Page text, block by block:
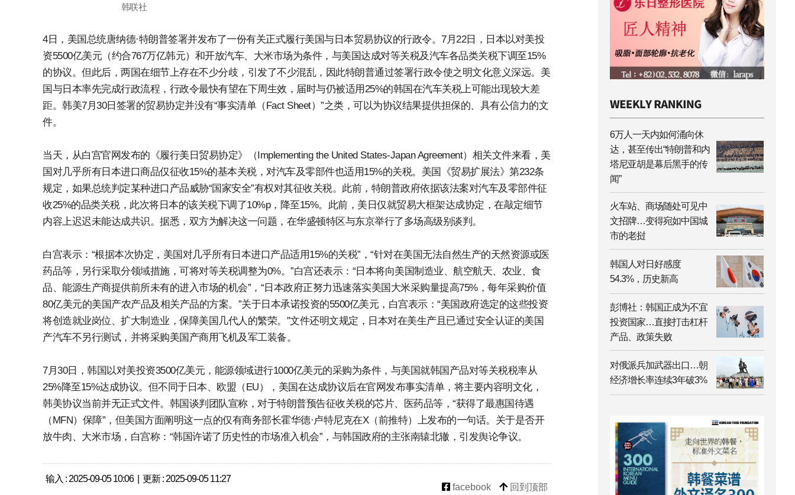
韩联社
4日，美国总统唐纳德·特朗普签署并发布了一份有关正式履行美国与日本贸易协议的行政令。7月22日，日本以对美投
资5500亿美元（约合767万亿韩元）和开放汽车、大米市场为条件，与美国达成对等关税及汽车各品类关税下调至15%
的协议。但此后，两国在细节上存在不少分歧，引发了不少混乱，因此特朗普通过签署行政令使之明文化意义深远。美
国与日本率先完成行政流程，行政令最快有望在下周生效，届时与仍被适用25%的韩国在汽车关税上可能出现较大差
距。韩美7月30日签署的贸易协定并没有“事实清单（Fact Sheet）”之类，可以为协议结果提供担保的、具有公信力的文
件。
当天，从白宫官网发布的《履行美日贸易协定》（Implementing the United States-Japan Agreement）相关文件来看，美
国对几乎所有日本进口商品仅征收15%的基本关税，对汽车及零部件也适用15%的关税。美国《贸易扩展法》第232条
规定，如果总统判定某种进口产品威胁“国家安全”有权对其征收关税。此前，特朗普政府依据该法案对汽车及零部件征
收25%的品类关税，此次将日本的该关税下调了10%p，降至15%。此前，美日仅就贸易大框架达成协定，在敲定细节
内容上迟迟未能达成共识。据悉，双方为解决这一问题，在华盛顿特区与东京举行了多场高级别谈判。
白宫表示：“根据本次协定，美国对几乎所有日本进口产品适用15%的关税”，“针对在美国无法自然生产的天然资源或医
药品等，另行采取分领域措施，可将对等关税调整为0%。”白宫还表示：“日本将向美国制造业、航空航天、农业、食
品、能源生产商提供前所未有的进入市场的机会”，“日本政府正努力迅速落实美国大米采购量提高75%，每年采购价值
80亿美元的美国产农产品及相关产品的方案。”关于日本承诺投资的5500亿美元，白宫表示：“美国政府选定的这些投资
将创造就业岗位、扩大制造业，保障美国几代人的繁荣。”文件还明文规定，日本对在美生产且已通过安全认证的美国
产汽车不另行测试，并将采购美国产商用飞机及军工装备。
7月30日，韩国以对美投资3500亿美元，能源领域进行1000亿美元的采购为条件，与美国就韩国产品对等关税税率从
25%降至15%达成协议。但不同于日本、欧盟（EU），美国在达成协议后在官网发布事实清单，将主要内容明文化，
韩美协议当前并无正式文件。韩国谈判团队宣称，对于特朗普预告征收关税的芯片、医药品等，“获得了最惠国待遇
（MFN）保障”，但美国方面阐明这一点的仅有商务部长霍华德·卢特尼克在X（前推特）上发布的一句话。关于是否开
放牛肉、大米市场，白宫称：“韩国许诺了历史性的市场准入机会”，与韩国政府的主张南辕北辙，引发舆论争议。
输入 : 2025-09-05 10:06 | 更新 : 2025-09-05 11:27
facebook
回到顶部
6万人一天内如何涌向休
达，甚至传出“特朗普和内
塔尼亚胡是幕后黑手的传
闻”
火车站、商场随处可见中
文招牌…变得宛如中国城
市的老挝
韩国人对日好感度
54.3%，历史新高
彭博社：韩国正成为不宜
投资国家…直接打击杠杆
产品、政策失败
对俄派兵加武器出口…朝
经济增长率连续3年破3%